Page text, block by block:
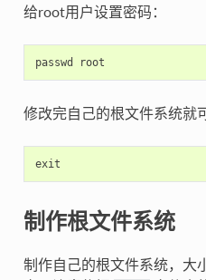
给root用户设置密码：
passwd root
修改完自己的根文件系统就
exit
制作根文件系统
制作自己的根文件系统，大